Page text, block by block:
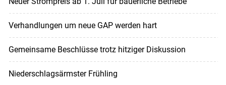
Verhandlungen um neue GAP werden hart
Gemeinsame Beschlüsse trotz hitziger Diskussion
Niederschlagsärmster Frühling